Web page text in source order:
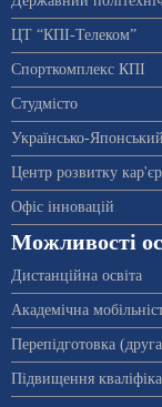
ЦТ “КПІ-Телеком”
Спорткомплекс КПІ
Студмісто
Українсько-
Центр розвитку
Офіс інновацій
Можливості
Дистанційна освіта
Академічна
Перепідготовка
Підвищення